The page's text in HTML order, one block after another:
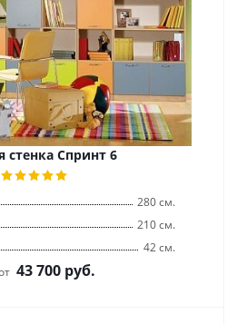
стенка Спринт 6
280 см.
210 см.
42 см.
43 700 руб.